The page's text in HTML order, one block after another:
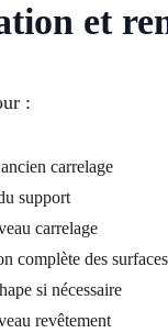
et
:
carrelage
support
carrelage
complète des surfaces
si nécessaire
revêtement